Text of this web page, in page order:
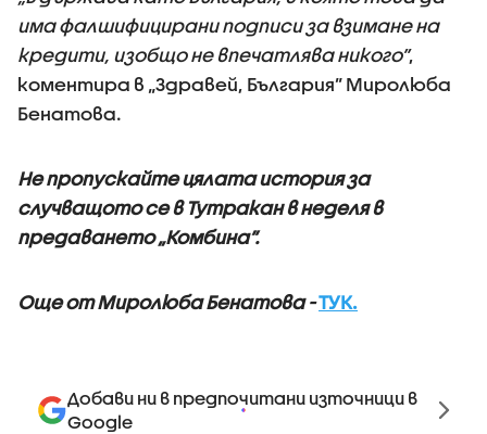
има фалшифицирани подписи за взимане на
кредити, изобщо не впечатлява никого”,
коментира в „Здравей, България” Миролюба
Бенатова.
Не пропускайте цялата история за
случващото се в Тутракан в неделя в
предаването „Комбина”.
Още от Миролюба Бенатова -ТУК.
Добави ни в предпочитани източници в
Google